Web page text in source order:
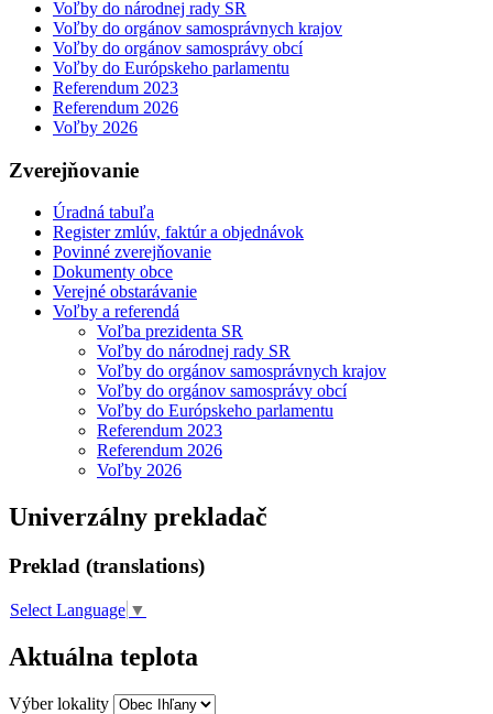
Voľby do národnej rady SR
Voľby do orgánov samosprávnych krajov
Voľby do orgánov samosprávy obcí
Voľby do Európskeho parlamentu
Referendum 2023
Referendum 2026
Voľby 2026
Zverejňovanie
Úradná tabuľa
Register zmlúv, faktúr a objednávok
Povinné zverejňovanie
Dokumenty obce
Verejné obstarávanie
Voľby a referendá
Voľba prezidenta SR
Voľby do národnej rady SR
Voľby do orgánov samosprávnych krajov
Voľby do orgánov samosprávy obcí
Voľby do Európskeho parlamentu
Referendum 2023
Referendum 2026
Voľby 2026
Univerzálny prekladač
Preklad (translations)
Select Language ▼
Aktuálna teplota
Výber lokality